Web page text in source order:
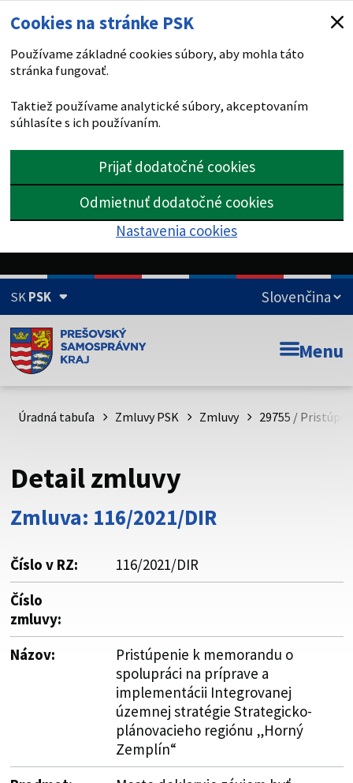
Cookies na stránke PSK
Používame základné cookies súbory, aby mohla táto
stránka fungovať.
Taktiež používame analytické súbory, akceptovaním
súhlasíte s ich používaním.
Prijať dodatočné cookies
Odmietnuť dodatočné cookies
Nastavenia cookies
SKPSK
Doména psk.sk je oficiálna
Toto je oficiálna webová stránka Prešovského
psk.sk.
Buďte pozorní a vždy sa uistite, že zdieľate informácie iba
cez zabezpečenú webovú stránku. Zabezpečená stránka
vždy začína https:// pred názvom domény webového sídla.
Menu
Úradná tabuľa Zmluvy PSK Zmluvy 29755 /
Detail zmluvy
Zmluva: 116/2021/DIR
Číslo v RZ:
116/2021/DIR
Číslo
zmluvy:
Názov:
Pristúpenie k memorandu o
spolupráci na príprave a
implementácii Integrovanej
územnej stratégie Strategicko-
plánovacieho regiónu „Horný
Zemplín“